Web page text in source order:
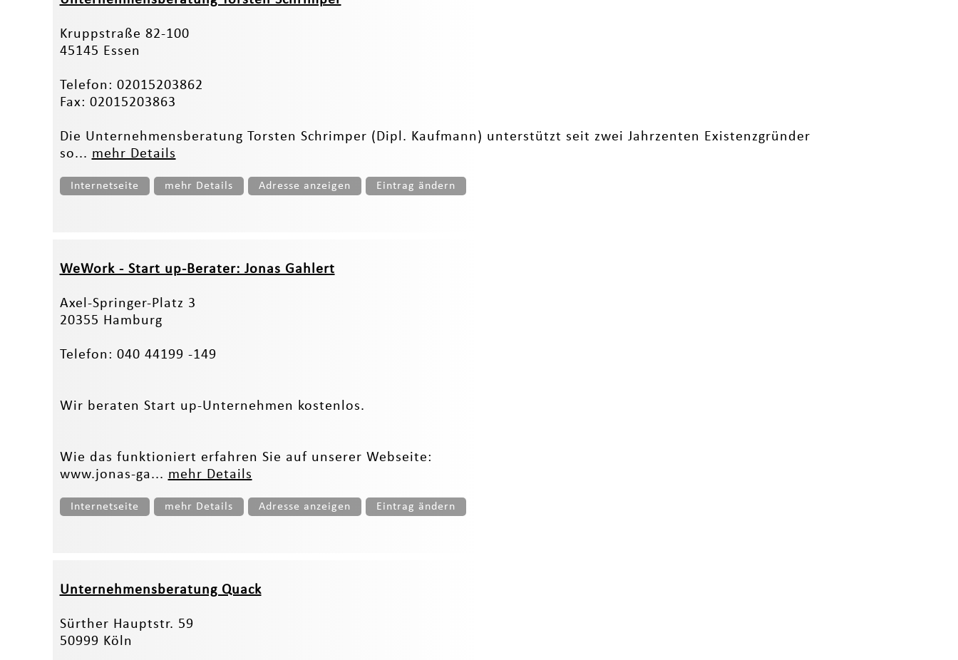
Kruppstraße 82-100
45145 Essen
Telefon: 02015203862
Fax: 02015203863
Die Unternehmensberatung Torsten Schrimper (Dipl. Kaufmann) un­ter­stützt seit zwei Jahrzenten Existenzgründer
so­... mehr Details
Internetseite mehr Details Adresse anzeigen Eintrag ändern
WeWork - Start up-Berater: Jonas Gahlert
Axel-Springer-Platz 3
20355 Hamburg
Telefon: 040 44199 -149
Wir beraten Start up-Unternehmen kostenlos.
Wie das funktioniert erfahren Sie auf unserer Webseite:
www.jonas-ga... mehr Details
Internetseite mehr Details Adresse anzeigen Eintrag ändern
Unternehmensberatung Quack
Sürther Hauptstr. 59
50999 Köln